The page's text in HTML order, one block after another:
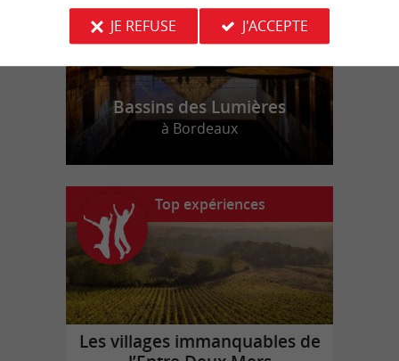
Bassins des Lumières
à Bordeaux
Top expériences
Les villages immanquables de
JE REFUSE
J'ACCEPTE